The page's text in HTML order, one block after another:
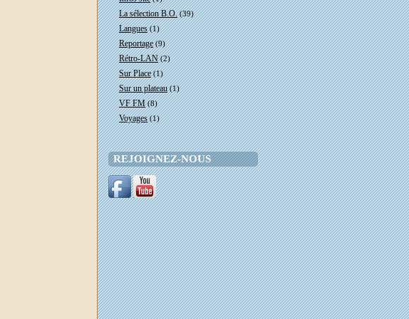
La sélection B.O.(39)
Langues(1)
Reportage(9)
Rétro-LAN(2)
Sur Place(1)
Sur un plateau(1)
VF FM(8)
Voyages(1)
REJOIGNEZ-NOUS